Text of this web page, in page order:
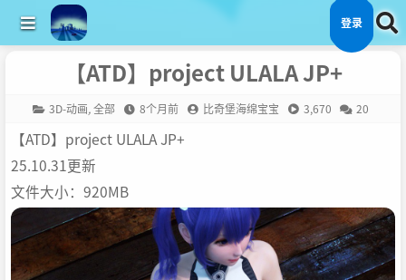
登录
【ATD】project ULALA JP+
3D-动画,全部 8个月前 比奇堡海绵宝宝 3,670 20
【ATD】project ULALA JP+
25.10.31更新
文件大小：920MB